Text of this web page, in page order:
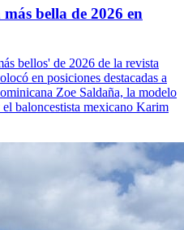
bella de 2026 en
bellos' de 2026 de la revista
en posiciones destacadas a
Zoe Saldaña, la modelo
baloncestista mexicano Karim